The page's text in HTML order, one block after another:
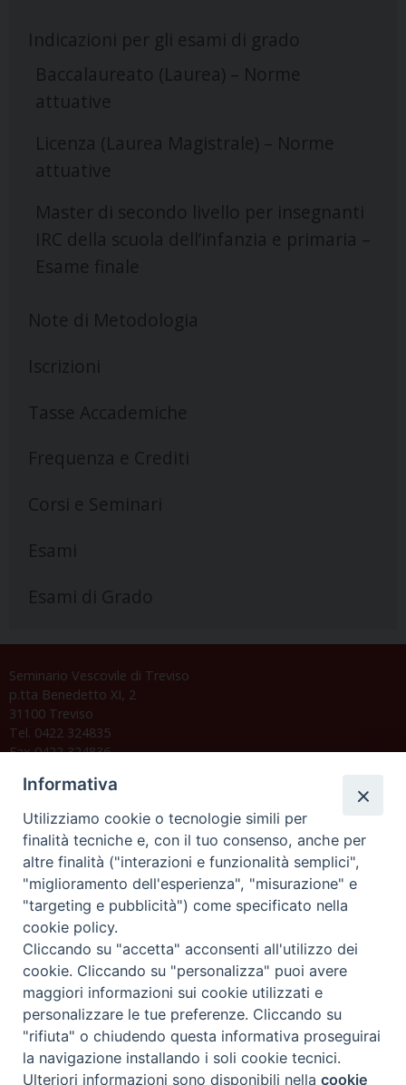
Indicazioni per gli esami di grado
Baccalaureato (Laurea) – Norme
attuative
Licenza (Laurea Magistrale) – Norme
attuative
Master di secondo livello per insegnanti
IRC della scuola dell’infanzia e primaria –
Esame finale
Note di Metodologia
Iscrizioni
Tasse Accademiche
Frequenza e Crediti
Corsi e Seminari
Esami
Esami di Grado
Seminario Vescovile di Treviso
p.tta Benedetto XI, 2
31100 Treviso
Tel. 0422 324835
Fax 0422 324836
Orario di segreteria
Lunedì 17.30-19.30
Martedì 17.30-19.30
Mercoledì 17.30-19.30
Giovedì 17.30-19.30
Venerdì chiuso
Sabato 9.30-11.30
Privacy e sicurezza
Informativa
Utilizziamo cookie o tecnologie simili per
finalità tecniche e, con il tuo consenso, anche per
altre finalità ("interazioni e funzionalità semplici",
"miglioramento dell'esperienza", "misurazione" e
"targeting e pubblicità") come specificato nella
cookie policy.
Cliccando su "accetta" acconsenti all'utilizzo dei
cookie. Cliccando su "personalizza" puoi avere
maggiori informazioni sui cookie utilizzati e
personalizzare le tue preferenze. Cliccando su
"rifiuta" o chiudendo questa informativa proseguirai
la navigazione installando i soli cookie tecnici.
Ulteriori informazioni sono disponibili nellacookie